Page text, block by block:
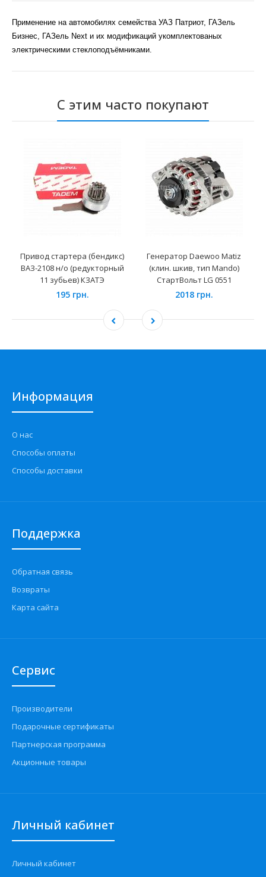
Применение на автомобилях семейства УАЗ Патриот, ГАЗель
Бизнес, ГАЗель Next и их модификаций укомплектованых
электрическими стеклоподъёмниками.
С этим часто покупают
Привод стартера (бендикс)
ВАЗ-2108 н/о (редукторный
11 зубьев) КЗАТЭ
195 грн.
Генератор Daewoo Matiz
(клин. шкив, тип Mando)
СтартВольт LG 0551
2018 грн.
Информация
О нас
Способы оплаты
Способы доставки
Поддержка
Обратная связь
Возвраты
Карта сайта
Сервис
Производители
Подарочные сертификаты
Партнерская программа
Акционные товары
Личный кабинет
Личный кабинет